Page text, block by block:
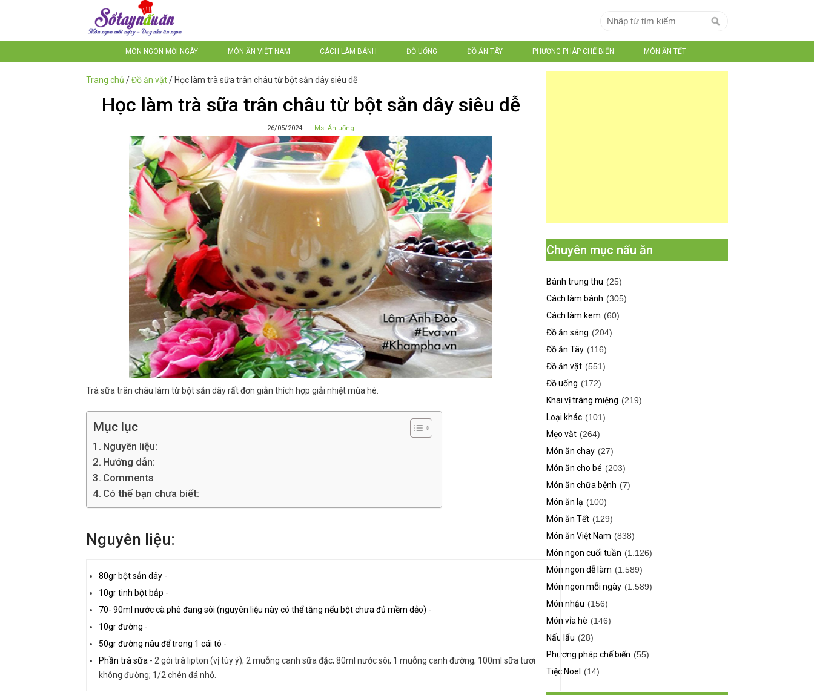
MÓN NGON MỖI NGÀY MÓN ĂN VIỆT NAM CÁCH LÀM BÁNH ĐỒ UỐNG ĐỒ ĂN TÂY PHƯƠNG PHÁP CHẾ BIẾN MÓN ĂN TẾT
Trang chủ /Đồ ăn vặt/ Học làm trà sữa trân châu từ bột sắn dây siêu dễ
Học làm trà sữa trân châu từ bột sắn dây siêu dễ
26/05/2024 Ms. Ăn uống
Trà sữa trân châu làm từ bột sắn dây rất đơn giản thích hợp giải nhiệt mùa hè.
Mục lục
Nguyên liệu:
Hướng dẫn:
Comments
Có thể bạn chưa biết:
Nguyên liệu:
80gr bột sắn dây -
10gr tinh bột bắp -
70- 90ml nước cà phê đang sôi (nguyên liệu này có thể tăng nếu bột chưa đủ mềm dẻo) -
10gr đường -
50gr đường nâu để trong 1 cái tô -
Phần trà sữa - 2 gói trà lipton (vị tùy ý); 2 muỗng canh sữa đặc; 80ml nước sôi; 1 muỗng canh đường; 100ml sữa tươi
không đường; 1/2 chén đá nhỏ.
Chuyên mục nấu ăn
Bánh trung thu (25)
Cách làm bánh (305)
Cách làm kem (60)
Đồ ăn sáng (204)
Đồ ăn Tây (116)
Đồ ăn vặt (551)
Đồ uống (172)
Khai vị tráng miệng (219)
Loại khác (101)
Mẹo vặt (264)
Món ăn chay (27)
Món ăn cho bé (203)
Món ăn chữa bệnh (7)
Món ăn lạ (100)
Món ăn Tết (129)
Món ăn Việt Nam (838)
Món ngon cuối tuần (1.126)
Món ngon dễ làm (1.589)
Món ngon mỗi ngày (1.589)
Món nhậu (156)
Món vỉa hè (146)
Nấu lẩu (28)
Phương pháp chế biến (55)
Tiệc Noel
(14)